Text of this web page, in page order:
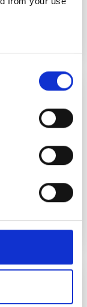
ja tukea
yhteistyössä
NEWS